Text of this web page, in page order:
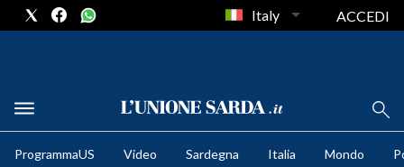
METEO
Italy ACCEDI
ProgrammaUS Video Sardegna Italia Mondo